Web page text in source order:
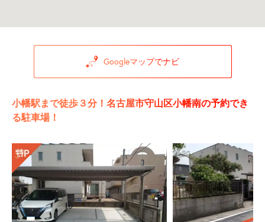
Googleマップでナビ
小幡駅まで徒歩３分！名古屋市守山区小幡南の予約でき
る駐車場！